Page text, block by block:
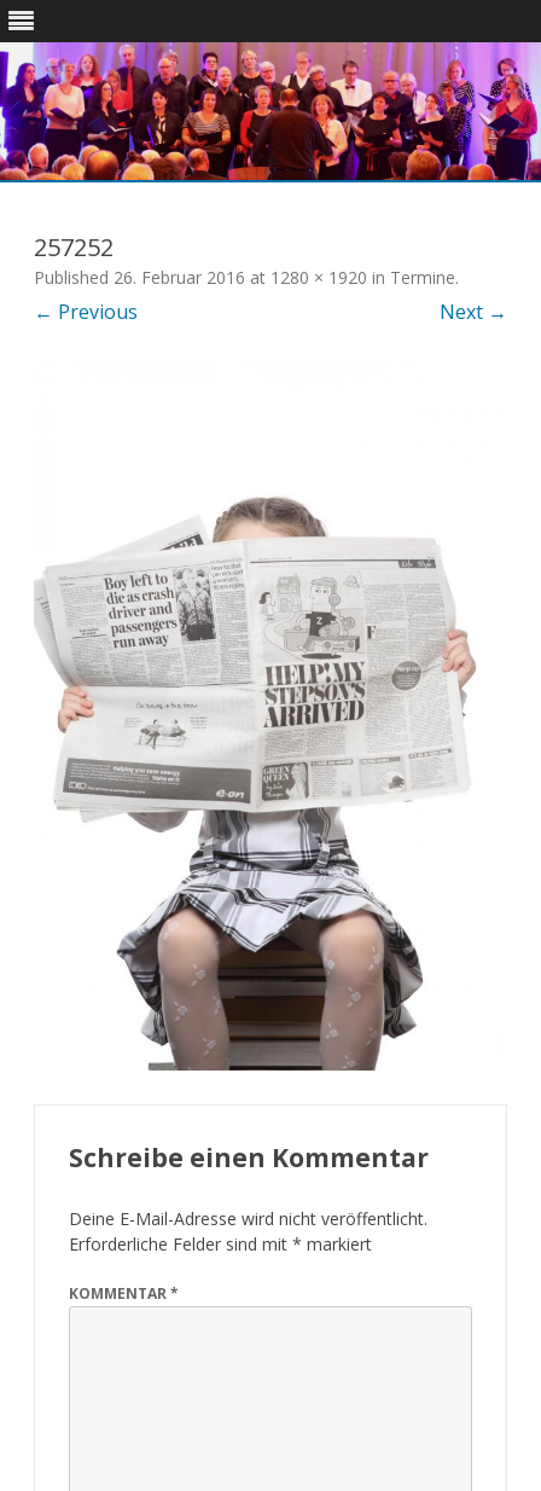
257252
Published 26. Februar 2016 at 1280 × 1920 in Termine.
← Previous Next →
Schreibe einen Kommentar
Deine E-Mail-Adresse wird nicht veröffentlicht.
Erforderliche Felder sind mit * markiert
KOMMENTAR*